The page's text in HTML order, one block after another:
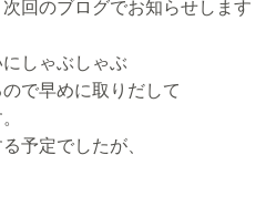
回のブログでお知らせします
しゃぶしゃぶ
で早めに取りだして
予定でしたが、